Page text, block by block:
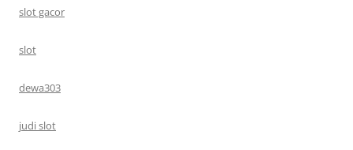
slot gacor
slot
dewa303
judi slot